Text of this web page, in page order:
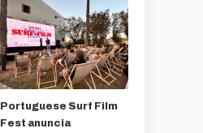
Portuguese Surf Film
Fest anuncia